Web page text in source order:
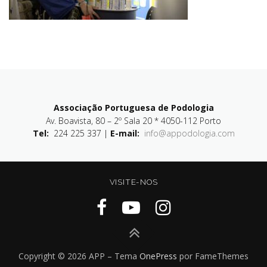
Associação Portuguesa de Podologia
Av. Boavista, 80 – 2º Sala 20 * 4050-112 Porto
Tel: 224 225 337 | E-mail: info@appodologia.com
VISITE-NOS
Copyright © 2026 APP – Tema OnePress por FameThemes